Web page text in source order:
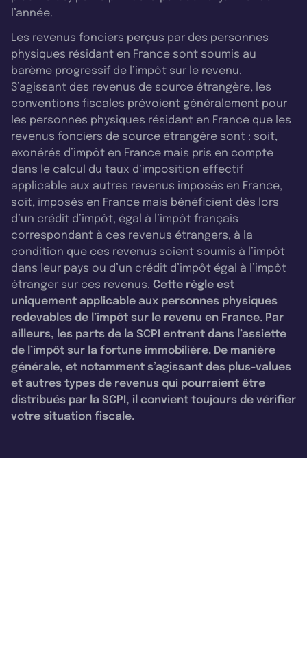
l’année.
Les revenus fonciers perçus par des personnes
physiques résidant en France sont soumis au
barème progressif de l’impôt sur le revenu.
S’agissant des revenus de source étrangère, les
conventions fiscales prévoient généralement pour
les personnes physiques résidant en France que les
revenus fonciers de source étrangère sont : soit,
exonérés d’impôt en France mais pris en compte
dans le calcul du taux d’imposition effectif
applicable aux autres revenus imposés en France,
soit, imposés en France mais bénéficient dès lors
d’un crédit d’impôt, égal à l’impôt français
correspondant à ces revenus étrangers, à la
condition que ces revenus soient soumis à l’impôt
dans leur pays ou d’un crédit d’impôt égal à l’impôt
étranger sur ces revenus. Cette règle est
uniquement applicable aux personnes physiques
redevables de l’impôt sur le revenu en France. Par
ailleurs, les parts de la SCPI entrent dans l’assiette
de l’impôt sur la fortune immobilière. De manière
générale, et notamment s’agissant des plus-values
et autres types de revenus qui pourraient être
distribués par la SCPI, il convient toujours de vérifier
votre situation fiscale.